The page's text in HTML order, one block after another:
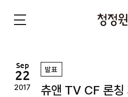
Sep
22
2017
발표
츄앤 TV CF 론칭